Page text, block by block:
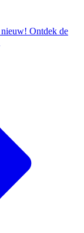
nieuw! Ontdek de